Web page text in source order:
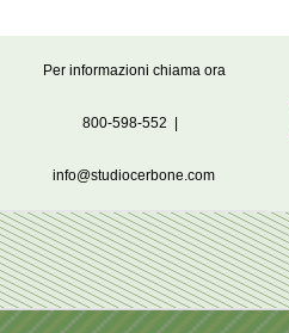
Per informazioni chiama ora
800-598-552
info@studiocerbone.com